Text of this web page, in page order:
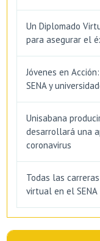
Un Diplomado
para asegurar el
Jóvenes en
SENA y
Unisabana
desarrollará una
coronavirus
Todas las
virtual en el SENA